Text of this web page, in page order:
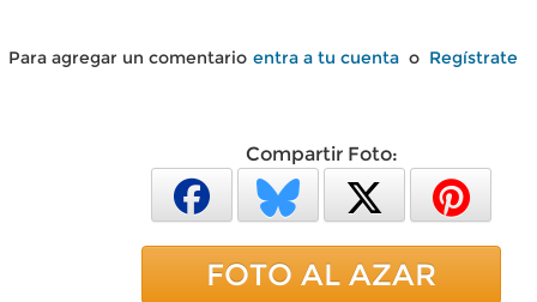
Para agregar un comentario entra a tu cuenta o Regístrate
Compartir Foto:
FOTO AL AZAR